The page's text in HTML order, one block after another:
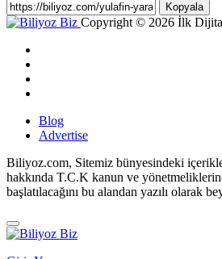
Kopyala
Copyright © 2026 İlk Dijital
Blog
Advertise
Biliyoz.com, Sitemiz bünyesindeki
hakkında T.C.K kanun ve
başlatılacağını bu alandan yazılı olarak